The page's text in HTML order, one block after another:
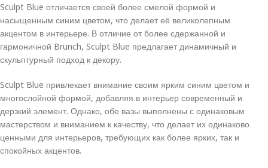
Sculpt Blue отличается своей более смелой формой и
насыщенным синим цветом, что делает её великолепным
акцентом в интерьере. В отличие от более сдержанной и
гармоничной Brunch, Sculpt Blue предлагает динамичный и
скульптурный подход к декору.
Sculpt Blue привлекает внимание своим ярким синим цветом и
многослойной формой, добавляя в интерьер современный и
дерзкий элемент. Однако, обе вазы выполнены с одинаковым
мастерством и вниманием к качеству, что делает их одинаково
ценными для интерьеров, требующих как более ярких, так и
спокойных акцентов.